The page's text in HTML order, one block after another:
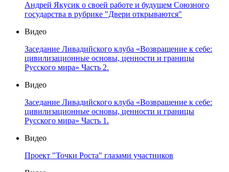
Андрей Якусик о своей работе и будущем Союзного
государства в рубрике "Двери открываются"
Видео
Заседание Ливадийского клуба «Возвращение к себе:
цивилизационные основы, ценности и границы
Русского мира» Часть 2.
Видео
Заседание Ливадийского клуба «Возвращение к себе:
цивилизационные основы, ценности и границы
Русского мира» Часть 1.
Видео
Проект "Точки Роста" глазами участников